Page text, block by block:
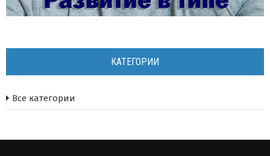
КАТЕГОРИИ
Все категории